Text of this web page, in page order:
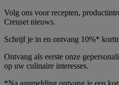
Volg ons voor recepten,
Creuset nieuws.
Schrijf je in en ontvang 10%*
Ontvang als eerste onze
op uw culinaire interesses.
*Na aanmelding ontvang je een